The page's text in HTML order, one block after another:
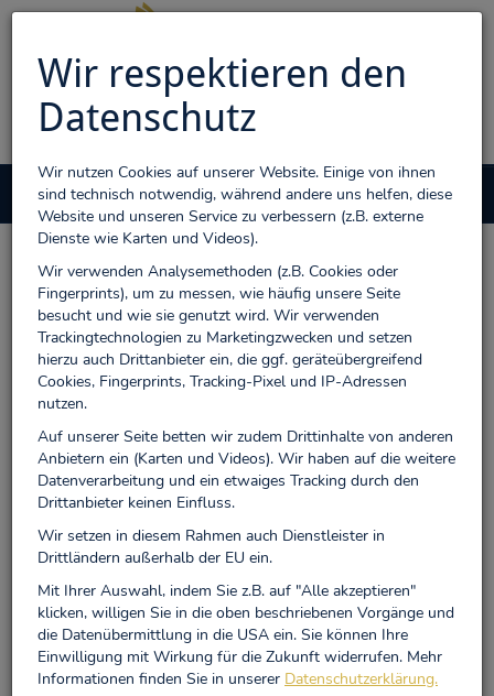
Wir respektieren den
Datenschutz
Wir nutzen Cookies auf unserer Website. Einige von ihnen
sind technisch notwendig, während andere uns helfen, diese
Website und unseren Service zu verbessern (z.B. externe
Dienste wie Karten und Videos).
Wir verwenden Analysemethoden (z.B. Cookies oder
Fingerprints), um zu messen, wie häufig unsere Seite
besucht und wie sie genutzt wird. Wir verwenden
Trackingtechnologien zu Marketingzwecken und setzen
hierzu auch Drittanbieter ein, die ggf. geräteübergreifend
Cookies, Fingerprints, Tracking-Pixel und IP-Adressen
nutzen.
Auf unserer Seite betten wir zudem Drittinhalte von anderen
Anbietern ein (Karten und Videos). Wir haben auf die weitere
Datenverarbeitung und ein etwaiges Tracking durch den
Drittanbieter keinen Einfluss.
Wir setzen in diesem Rahmen auch Dienstleister in
Drittländern außerhalb der EU ein.
Mit Ihrer Auswahl, indem Sie z.B. auf "Alle akzeptieren"
klicken, willigen Sie in die oben beschriebenen Vorgänge und
die Datenübermittlung in die USA ein. Sie können Ihre
Einwilligung mit Wirkung für die Zukunft widerrufen. Mehr
Informationen finden Sie in unserer Datenschutzerklärung.
Menü 0
Willkommen im Bendorfer
Buchladen - Wir machen
Bendorf lesenswert
Im Buchladen haben wir auf ca. 130 qm viel Platz, um Ihnen ein
Belletristik und Kinder- und Jugendbuch anbieten zu können. Aber
auch wenn Sie einen Reiseführer suchen, einen Ratgeber brauchen,
ein kleines Geschenkbuch wollen, werden Sie bei uns fündig.
Stöbern Sie in unserem Online-Shop und lassen Sie sich Ihre
Bestellung portofrei nach Hause oder für den nächsten Tag zur
Abholung in unsere Buchhandlung liefern. Damit tun Sie auch
klimafreundlichen Mehrwegwannen über Nacht in unsere
Buchhandlung geliefert.
Wir wünschen Ihnen viel Spaß beim Stöbern!